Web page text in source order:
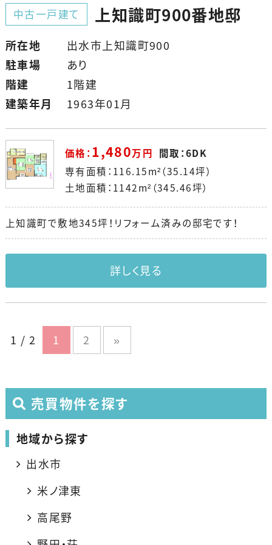
中古一戸建て 上知識町900番地邸
所在地
出水市上知識町900
駐車場
あり
階建
1階建
建築年月
1963年01月
価格：1,480万円 間取：6DK
専有面積：116.15m²（35.14坪）
土地面積：1142m²（345.46坪）
上知識町で敷地345坪！リフォーム済みの邸宅です！
詳しく見る
1 / 2 1 2 »
売買物件を探す
地域から探す
出水市
米ノ津東
高尾野